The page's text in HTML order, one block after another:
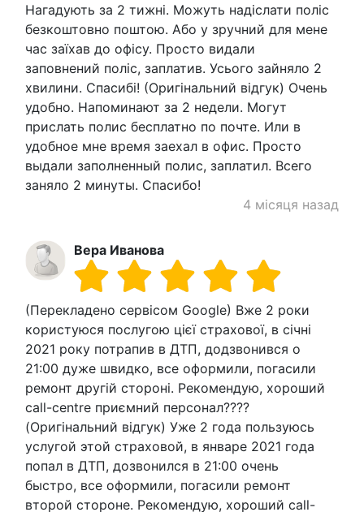
Нагадують за 2 тижні. Можуть надіслати поліс
безкоштовно поштою. Або у зручний для мене
час заїхав до офісу. Просто видали
заповнений поліс, заплатив. Усього зайняло 2
хвилини. Спасибі! (Оригінальний відгук) Очень
удобно. Напоминают за 2 недели. Могут
прислать полис бесплатно по почте. Или в
удобное мне время заехал в офис. Просто
выдали заполненный полис, заплатил. Всего
заняло 2 минуты. Спасибо!
4 місяця назад
Вера Иванова
(Перекладено сервісом Google) Вже 2 роки
користуюся послугою цієї страхової, в січні
2021 року потрапив в ДТП, додзвонився о
21:00 дуже швидко, все оформили, погасили
ремонт другій стороні. Рекомендую, хороший
call-centre приємний персонал????
(Оригінальний відгук) Уже 2 года пользуюсь
услугой этой страховой, в январе 2021 года
попал в ДТП, дозвонился в 21:00 очень
быстро, все оформили, погасили ремонт
второй стороне. Рекомендую, хороший call-